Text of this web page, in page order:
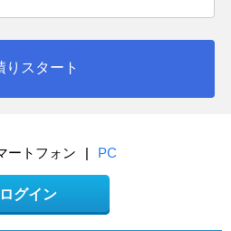
りスタート
ートフォン | PC
ログイン